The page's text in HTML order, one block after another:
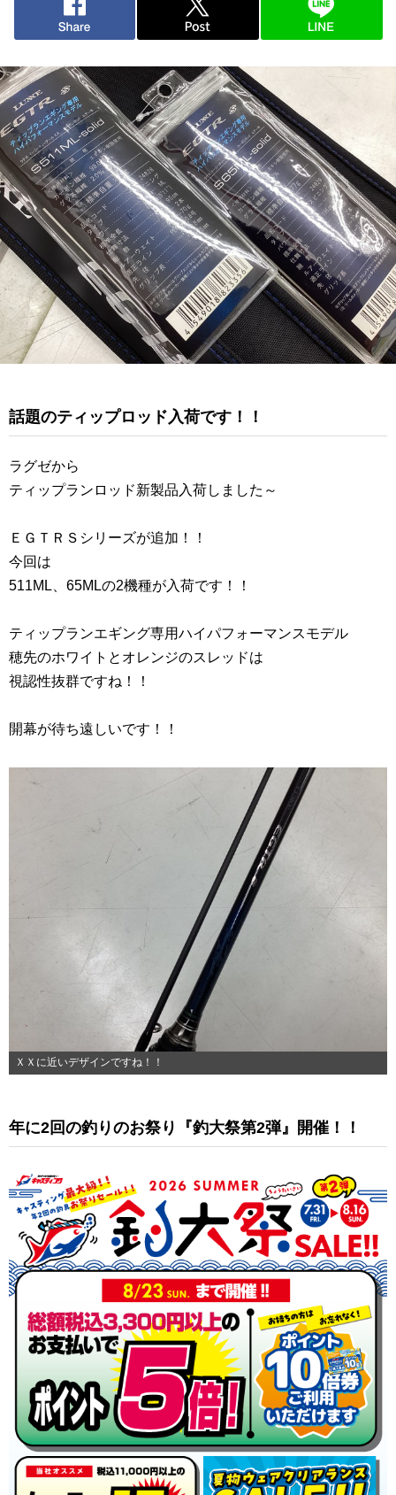
話題のティップロッド入荷です！！
ラグゼから
ティップランロッド新製品入荷しました～
ＥＧＴＲＳシリーズが追加！！
今回は
511ML、65MLの2機種が入荷です！！
ティップランエギング専用ハイパフォーマンスモデル
穂先のホワイトとオレンジのスレッドは
視認性抜群ですね！！
開幕が待ち遠しいです！！
ＸＸに近いデザインですね！！
年に2回の釣りのお祭り『釣大祭第2弾』開催！！